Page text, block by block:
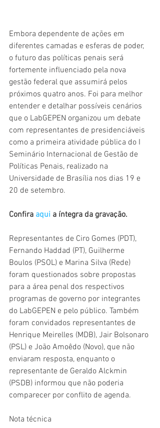
Embora dependente de ações em
diferentes camadas e esferas de poder,
o futuro das políticas penais será
fortemente influenciado pela nova
gestão federal que assumirá pelos
próximos quatro anos. Foi para melhor
entender e detalhar possíveis cenários
que o LabGEPEN organizou um debate
com representantes de presidenciáveis
como a primeira atividade pública do I
Seminário Internacional de Gestão de
Políticas Penais, realizado na
Universidade de Brasília nos dias 19 e
20 de setembro.
Confira aqui a íntegra da gravação.
Representantes de Ciro Gomes (PDT),
Fernando Haddad (PT), Guilherme
Boulos (PSOL) e Marina Silva (Rede)
foram questionados sobre propostas
para a área penal dos respectivos
programas de governo por integrantes
do LabGEPEN e pelo público. Também
foram convidados representantes de
Henrique Meirelles (MDB), Jair Bolsonaro
(PSL) e João Amoêdo (Novo), que não
enviaram resposta, enquanto o
representante de Geraldo Alckmin
(PSDB) informou que não poderia
comparecer por conflito de agenda.
Nota técnica